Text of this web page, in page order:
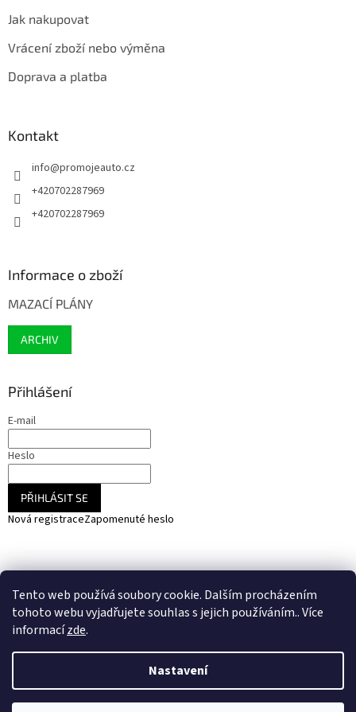
Tento web používá soubory cookie. Dalším procházením
tohoto webu vyjadřujete souhlas s jejich používáním.. Více
informacízde.
Nastavení
Jak nakupovat
Vrácení zboží nebo výměna
Doprava a platba
Kontakt
info@promojeauto.cz
+420702287969
+420702287969
Informace o zboží
MAZACÍ PLÁNY
ARCHIV
Přihlášení
E-mail
Heslo
PŘIHLÁSIT SE
Nová registraceZapomenuté heslo
SOLARCZ.cz - Vše pro solární energie a fotovoltaiku
Vytvořil Shoptet